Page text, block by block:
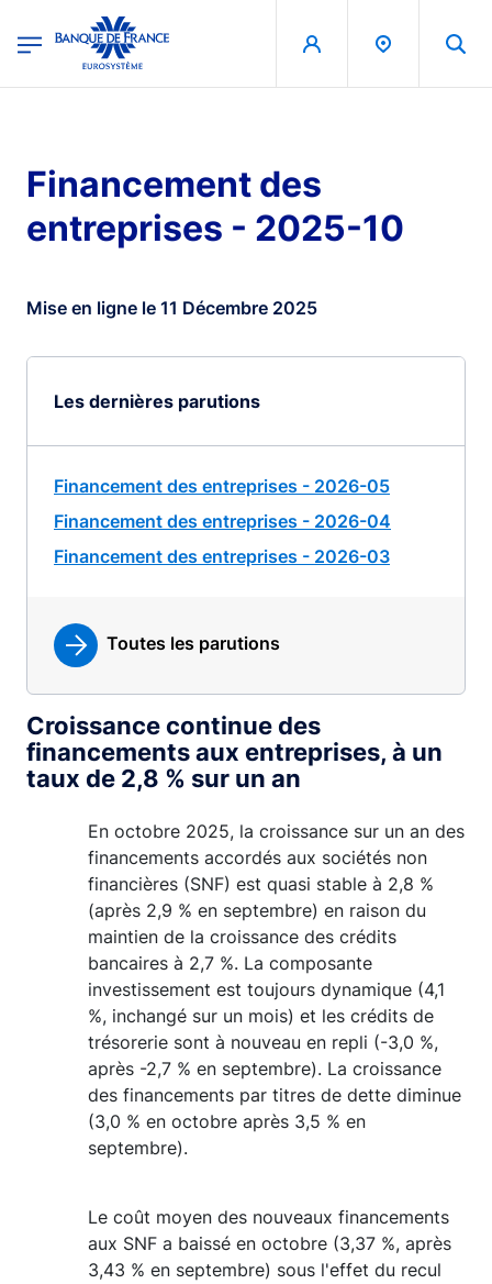
Banque de France - Menu Principal
Financement des
entreprises - 2025-10
Mise en ligne le 11 Décembre 2025
Les dernières parutions
Financement des entreprises - 2026-05
Financement des entreprises - 2026-04
Financement des entreprises - 2026-03
Toutes les parutions
Croissance continue des
financements aux entreprises, à un
taux de 2,8 % sur un an
En octobre 2025, la croissance sur un an des
financements accordés aux sociétés non
financières (SNF) est quasi stable à 2,8 %
(après 2,9 % en septembre) en raison du
maintien de la croissance des crédits
bancaires à 2,7 %. La composante
investissement est toujours dynamique (4,1
%, inchangé sur un mois) et les crédits de
trésorerie sont à nouveau en repli (-3,0 %,
après -2,7 % en septembre). La croissance
des financements par titres de dette diminue
(3,0 % en octobre après 3,5 % en
septembre).
Le coût moyen des nouveaux financements
aux SNF a baissé en octobre (3,37 %, après
3,43 % en septembre) sous l'effet du recul